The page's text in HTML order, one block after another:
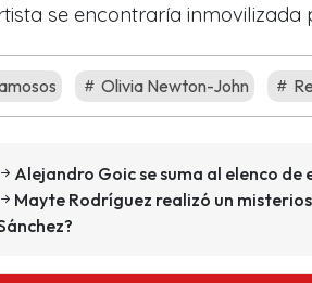
se encontraría inmovilizada
Olivia Newton-John
Alejandro Goic se suma al elenco
Mayte Rodríguez realizó un